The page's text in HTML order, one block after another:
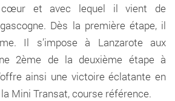
cœur et avec lequel il vient de
Dès la première étape, il
Il s’impose à Lanzarote aux
2ème de la deuxième étape à
ainsi une victoire éclatante en
Mini Transat, course référence.